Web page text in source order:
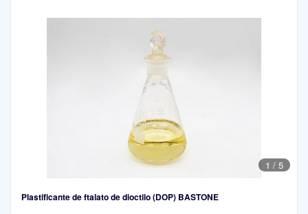
1 / 5
Plastificante de ftalato de dioctilo (DOP) BASTONE